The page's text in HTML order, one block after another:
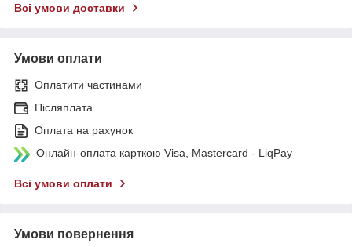
Всі умови доставки
Умови оплати
Оплатити частинами
Післяплата
Оплата на рахунок
Онлайн-оплата карткою Visa, Mastercard - LiqPay
Всі умови оплати
Умови повернення